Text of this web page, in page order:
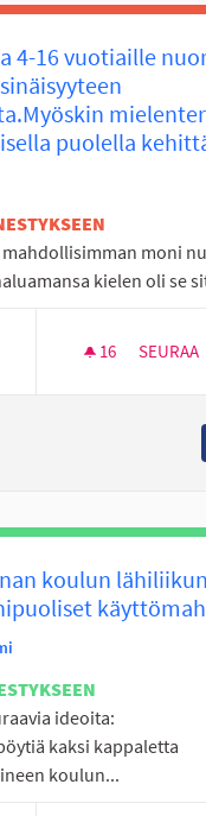
4-16 vuotiaille
puolella
moni
kielen oli se
16 16
SEURAA
koulun
ideoita:
kaksi kappaletta
koulun...